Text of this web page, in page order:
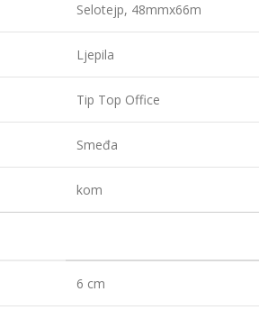
Selotejp, 48mmx66m
Ljepila
Tip Top Office
Smeđa
kom
6 cm